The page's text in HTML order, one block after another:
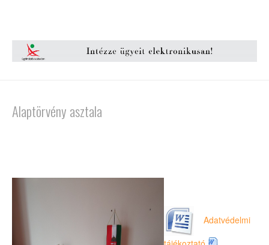
Alaptörvény asztala
Adatvédelmi